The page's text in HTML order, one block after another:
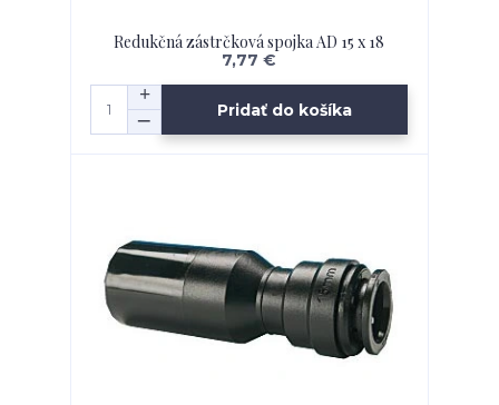
Redukčná zástrčková spojka AD 15 x 18
7,77 €
Pridať do košíka